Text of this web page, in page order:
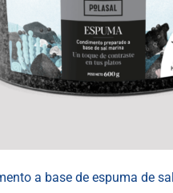
a base de espuma de